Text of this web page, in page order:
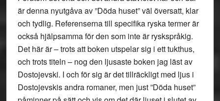
är denna nyutgåva av ”Döda huset” väl översatt, klar
och tydlig. Referenserna till specifika ryska termer är
också hjälpsamma för den som inte är ryskspråkig.
Det här är – trots att boken utspelar sig i ett tukthus,
och trots titeln – nog den ljusaste boken jag läst av
Dostojevski. I och för sig är det tillräckligt med ljus i
Dostojevskis andra romaner, men just ”Döda huset”